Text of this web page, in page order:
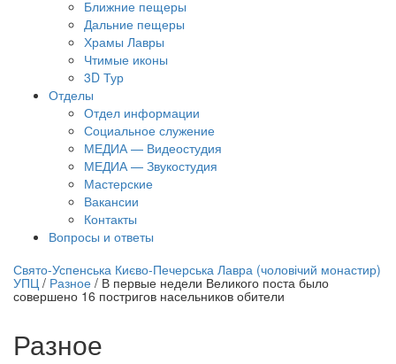
Ближние пещеры
Дальние пещеры
Храмы Лавры
Чтимые иконы
3D Тур
Отделы
Отдел информации
Социальное служение
МЕДИА — Видеостудия
МЕДИА — Звукостудия
Мастерские
Вакансии
Контакты
Вопросы и ответы
трансляция | 12 сентября
трансляции
Свято-Успенська Києво-Печерська Лавра (чоловічий монастир)
УПЦ / Разное / В первые недели Великого поста было
совершено 16 постригов насельников обители
Разное